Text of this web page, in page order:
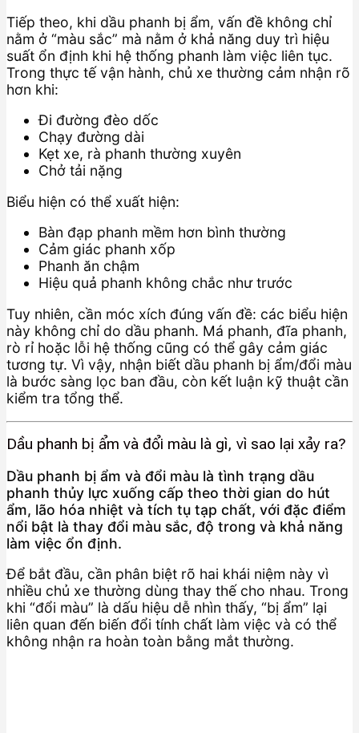
Tiếp theo, khi dầu phanh bị ẩm, vấn đề không chỉ
nằm ở “màu sắc” mà nằm ở khả năng duy trì hiệu
suất ổn định khi hệ thống phanh làm việc liên tục.
Trong thực tế vận hành, chủ xe thường cảm nhận rõ
hơn khi:
Đi đường đèo dốc
Chạy đường dài
Kẹt xe, rà phanh thường xuyên
Chở tải nặng
Biểu hiện có thể xuất hiện:
Bàn đạp phanh mềm hơn bình thường
Cảm giác phanh xốp
Phanh ăn chậm
Hiệu quả phanh không chắc như trước
Tuy nhiên, cần móc xích đúng vấn đề: các biểu hiện
này không chỉ do dầu phanh. Má phanh, đĩa phanh,
rò rỉ hoặc lỗi hệ thống cũng có thể gây cảm giác
tương tự. Vì vậy, nhận biết dầu phanh bị ẩm/đổi màu
là bước sàng lọc ban đầu, còn kết luận kỹ thuật cần
kiểm tra tổng thể.
Dầu phanh bị ẩm và đổi màu là gì, vì sao lại xảy ra?
Dầu phanh bị ẩm và đổi màu là tình trạng dầu
phanh thủy lực xuống cấp theo thời gian do hút
ẩm, lão hóa nhiệt và tích tụ tạp chất, với đặc điểm
nổi bật là thay đổi màu sắc, độ trong và khả năng
làm việc ổn định.
Để bắt đầu, cần phân biệt rõ hai khái niệm này vì
nhiều chủ xe thường dùng thay thế cho nhau. Trong
khi “đổi màu” là dấu hiệu dễ nhìn thấy, “bị ẩm” lại
liên quan đến biến đổi tính chất làm việc và có thể
không nhận ra hoàn toàn bằng mắt thường.